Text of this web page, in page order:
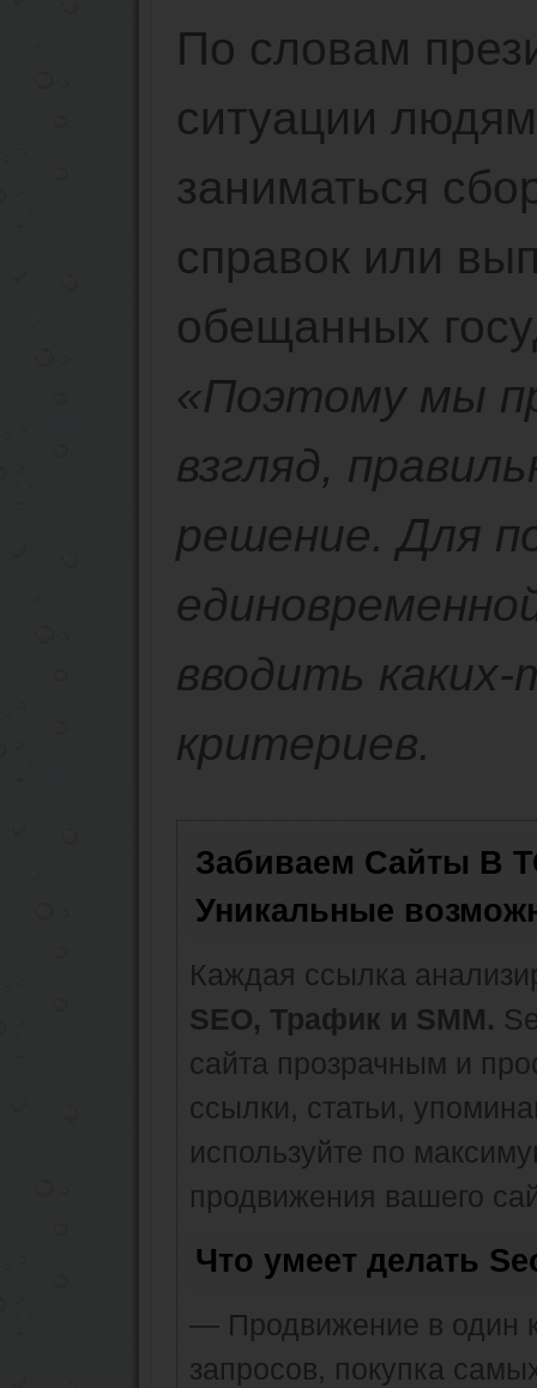
По словам
ситуации
заниматься
справок или
обещанных
«Поэтому мы
взгляд,
решение. Для
вводить
критериев.
Забиваем Сайты В
Уникальные
Каждая ссылка
SEO, Трафик и SMM.
сайта прозрачным и
ссылки, статьи,
используйте по
продвижения вашего
Что умеет делать
— Продвижение в один
запросов, покупка